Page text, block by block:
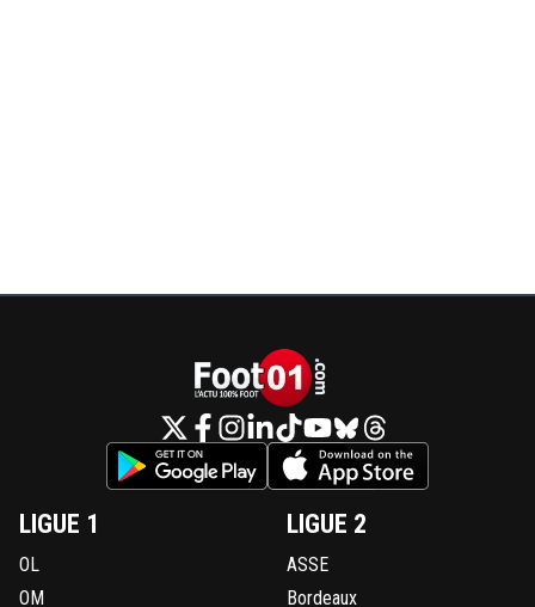
LIGUE 1
OL
OM
LIGUE 2
ASSE
Bordeaux